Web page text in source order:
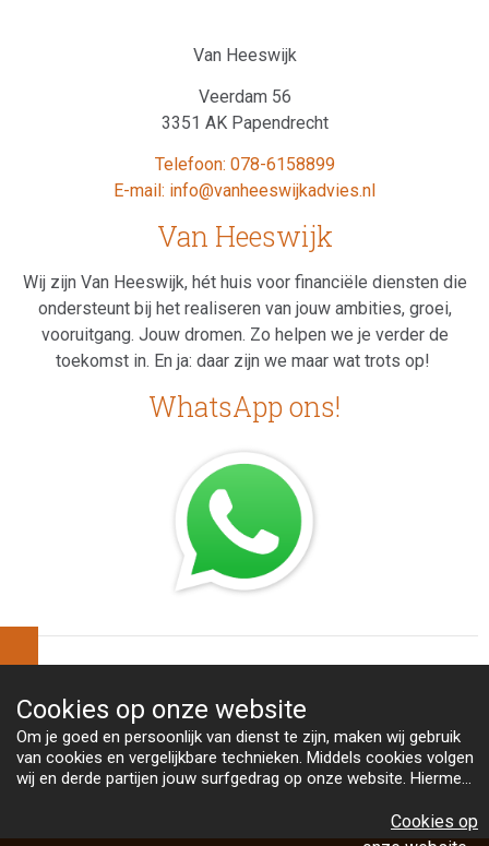
Van Heeswijk
Veerdam 56
3351 AK Papendrecht
Telefoon: 078-6158899
E-mail: info@vanheeswijkadvies.nl
Van Heeswijk
Wij zijn Van Heeswijk, hét huis voor financiële diensten die
ondersteunt bij het realiseren van jouw ambities, groei,
vooruitgang. Jouw dromen. Zo helpen we je verder de
toekomst in. En ja: daar zijn we maar wat trots op!
WhatsApp ons!
Cookies op onze website
Om je goed en persoonlijk van dienst te zijn, maken wij gebruik
van cookies en vergelijkbare technieken. Middels cookies volgen
wij en derde partijen jouw surfgedrag op onze website. Hiermee
jou mogelijk om informatie te delen via social media. Bekijk
Cookies op